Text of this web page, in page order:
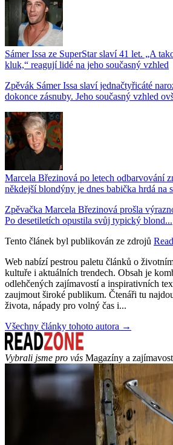
Sámer Issa ze SuperStar slaví 41 let. „A
kluk,“ reagují lidé na jeho současný vzhled
Zpěvák Sámer Issa slaví jednačtyřicáté
dokonce zásnuby. Jeho současný vzhled
Marcela Březinová po letech odbarvování
někdejší blondýny je dnes babička hrdá na
Zpěvačka Marcela Březinová prošla
Po desetiletích opustila svůj typický blond...
Tento článek byl publikován ze zdrojů
Web nabízí pestrou paletu článků o
kultuře i aktuálních trendech. Obsah je
odlehčených zajímavostí a inspirativních
zaujmout široké publikum. Čtenáři tu
života, nápady pro volný čas i...
Všechny články tohoto autora →
Vybrali jsme pro vás Magazíny a